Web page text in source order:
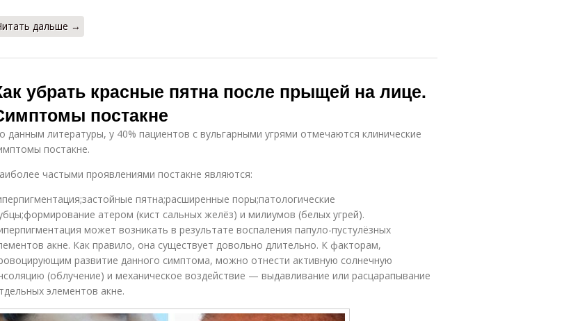
дальше →
убрать красные пятна после прыщей на лице.
постакне
данным литературы, у 40% пациентов с вульгарными угрями отмечаются клинические
постакне.
частыми проявлениями постакне являются:
пятна;расширенные поры;патологические
атером (кист сальных желёз) и милиумов (белых угрей).
может возникать в результате воспаления папуло-пустулёзных
акне. Как правило, она существует довольно длительно. К факторам,
развитие данного симптома, можно отнести активную солнечную
(облучение) и механическое воздействие — выдавливание или расцарапывание
элементов акне.